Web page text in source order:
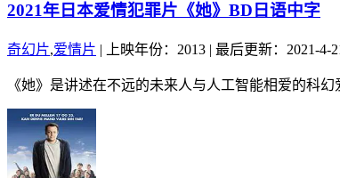
2021年日本爱情犯罪片《她》BD日语中字
奇幻片,爱情片 | 上映年份：2013 | 最后更新：2021-4-
《她》是讲述在不远的未来人与人工智能相爱的科